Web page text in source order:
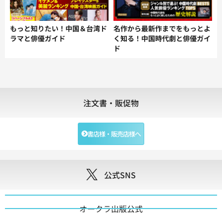
もっと知りたい！中国＆台湾ド
ラマと俳優ガイド
名作から最新作までをもっとよ
く知る！中国時代劇と俳優ガイ
ド
注文書・販促物
書店様・販売店様へ
公式SNS
オークラ出版公式